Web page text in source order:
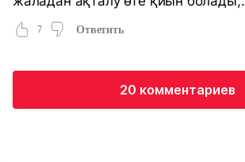
7 Ответить
20 комментариев